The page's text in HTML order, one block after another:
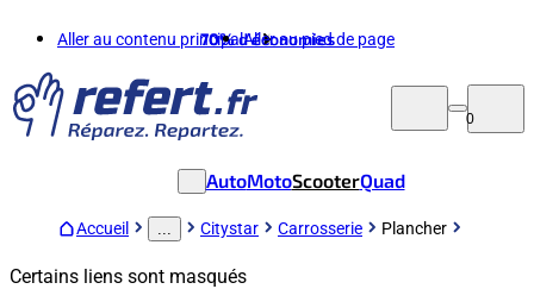
Aller au contenu principalAller au pied de page
70%d'économies
0
AutoMotoScooterQuad
Accueil Citystar Carrosserie Plancher
Certains liens sont masqués